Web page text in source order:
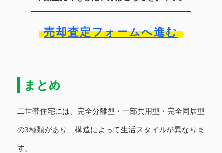
売却査定フォームへ進む
まとめ
二世帯住宅には、完全分離型・一部共用型・完全同居型
の3種類があり、構造によって生活スタイルが異なりま
す。